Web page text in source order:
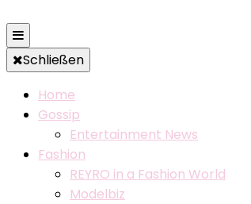
Schließen
Home
Gossip
Entertainment News
Fashion
REYRO in a Fashion World
Modelbiz